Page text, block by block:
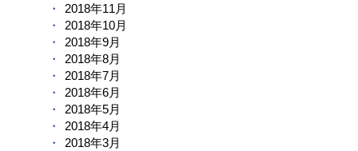
2018年11月
2018年10月
2018年9月
2018年8月
2018年7月
2018年6月
2018年5月
2018年4月
2018年3月